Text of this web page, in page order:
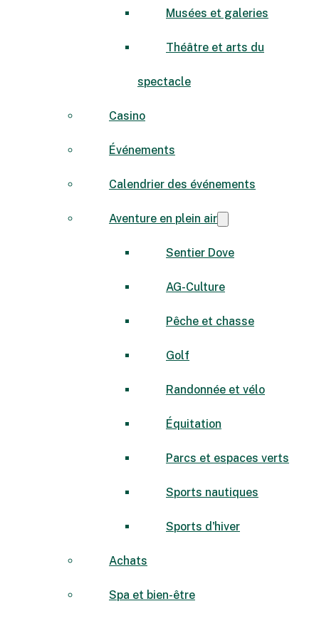
Musées et galeries
Théâtre et arts du
spectacle
Casino
Événements
Calendrier des événements
Aventure en plein air
Sentier Dove
AG-Culture
Pêche et chasse
Golf
Randonnée et vélo
Équitation
Parcs et espaces verts
Sports nautiques
Sports d'hiver
Achats
Spa et bien-être